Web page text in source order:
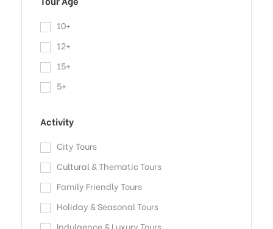
10+
12+
15+
5+
Activity
City Tours
Cultural & Thematic Tours
Family Friendly Tours
Holiday & Seasonal Tours
Indulgence & Luxury Tours